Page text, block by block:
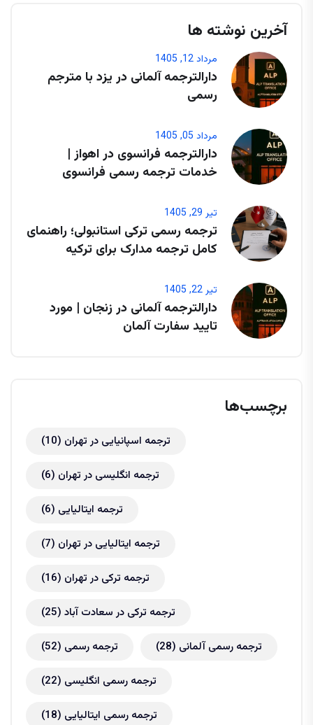
آخرین نوشته ها
مرداد 12, 1405
دارالترجمه آلمانی در یزد با مترجم
رسمی
مرداد 05, 1405
دارالترجمه فرانسوی در اهواز |
خدمات ترجمه رسمی فرانسوی
تیر 29, 1405
ترجمه رسمی ترکی استانبولی؛ راهنمای
کامل ترجمه مدارک برای ترکیه
تیر 22, 1405
دارالترجمه آلمانی در زنجان | مورد
تایید سفارت آلمان
برچسب‌ها
ترجمه اسپانیایی در تهران (10)
ترجمه انگلیسی در تهران (6)
ترجمه ایتالیایی (6)
ترجمه ایتالیایی در تهران (7)
ترجمه ترکی در تهران (16)
ترجمه ترکی در سعادت آباد (25)
ترجمه رسمی (52) ترجمه رسمی آلمانی (28)
ترجمه رسمی انگلیسی (22)
ترجمه رسمی ایتالیایی (18)